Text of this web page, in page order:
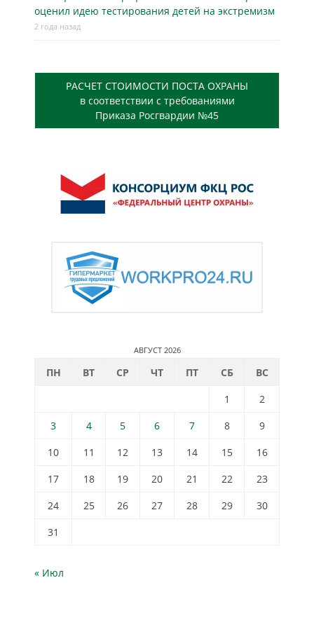
оценил идею тестирования детей на экстремизм
2 года назад
РАСЧЕТ СТОИМОСТИ ПОСТА ОХРАНЫ
в соответствии с требованиями
Приказа Росгвардии №45
АВГУСТ 2026
ПН ВТ СР ЧТ ПТ СБ
ВС
1
2
3
4 5 6 7 8
9
10
11 12 13 14 15
16
17
18 19 20 21 22
23
24
25 26 27 28 29
30
31
« Июл